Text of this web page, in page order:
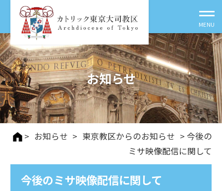
お知らせ
> お知らせ > 東京教区からのお知らせ > 今後の
ミサ映像配信に関して
今後のミサ映像配信に関して